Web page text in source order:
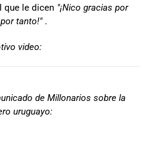
que le dicen "¡Nico gracias por
tanto!".
video:
de Millonarios sobre la
uruguayo: